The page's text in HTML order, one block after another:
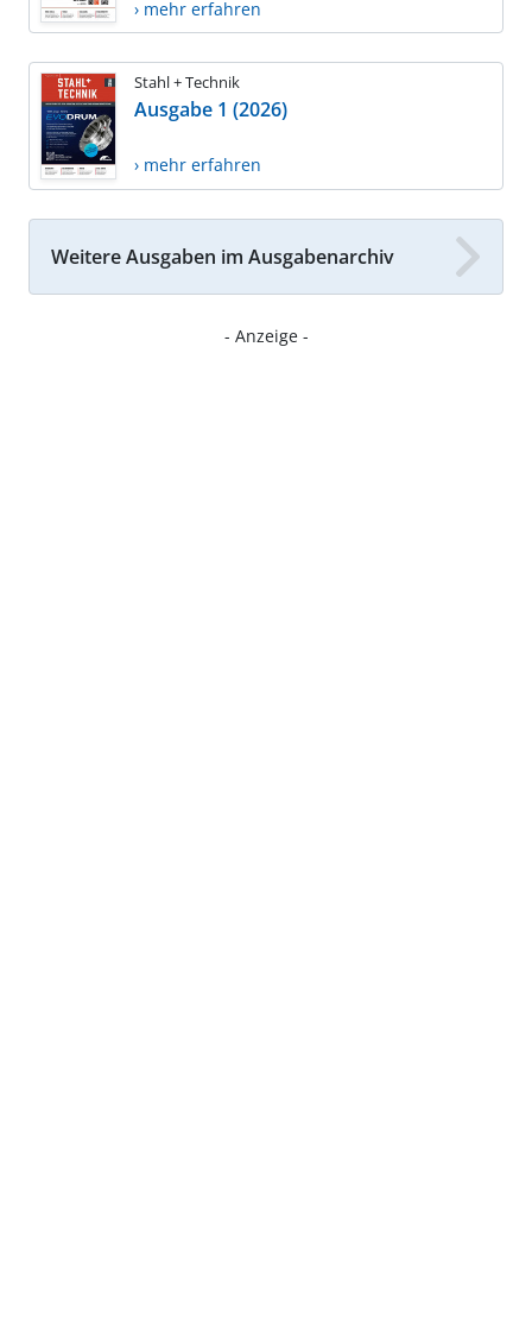
› mehr erfahren
Stahl + Technik
Ausgabe 1 (2026)
› mehr erfahren
Weitere Ausgaben im Ausgabenarchiv
- Anzeige -